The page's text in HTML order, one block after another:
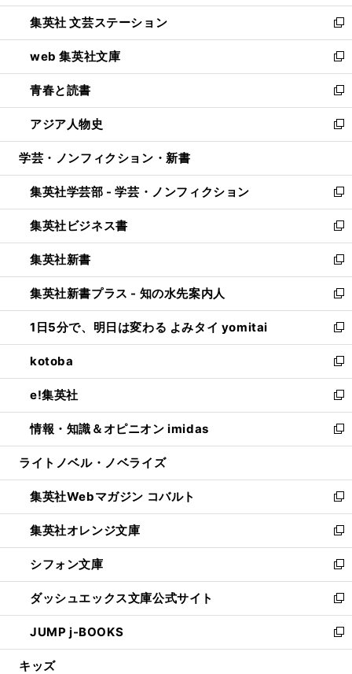
開
く
ウ
ィ
ン
ド
ウ
で
開
く
し
い
ウ
ィ
ン
ド
ウ
で
開
集英社 文芸ステーション
新
し
い
ウ
ィ
ン
ド
ウ
開
く
web 集英社文庫
新
し
い
ウ
ィ
ン
ウ
で
開
く
青春と読書
新
し
い
ウ
ン
ド
ウ
で
開
く
アジア人物史
新
し
ウ
ィ
ン
ド
ウ
で
開
く
学芸・ノンフィクション・新書
集英社学芸部 - 学芸・ノンフィクション
新
し
い
ウ
ィ
ン
ド
ウ
で
開
く
集英社ビジネス書
新
し
い
ウ
ィ
ン
ド
ウ
で
開
く
集英社新書
新
し
い
ウ
ィ
ン
ド
ウ
で
開
く
集英社新書プラス - 知の水先案内人
新
し
い
ウ
ィ
ン
ド
ウ
で
開
1日5分で、明日は変わる よみタイ yomitai
新
し
い
ウ
ィ
ン
ド
ウ
開
く
kotoba
新
し
い
ウ
ィ
ン
ウ
で
開
く
e!集英社
新
し
い
ウ
ン
ド
ウ
で
開
く
情報・知識＆オピニオン imidas
新
し
ウ
ィ
ン
ド
ウ
で
開
く
ライトノベル・ノベライズ
集英社Webマガジン コバルト
新
し
い
ウ
ィ
ン
ド
ウ
で
開
集英社オレンジ文庫
新
し
い
ウ
ィ
ン
ド
ウ
シフォン文庫
新
し
い
ウ
ィ
ン
ダッシュエックス文庫公式サイト
新
し
い
ウ
JUMP j-BOOKS
新
し
キッズ